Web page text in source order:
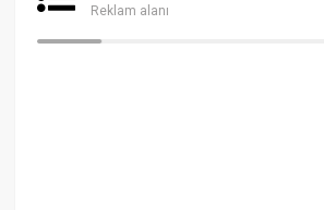
Reklam alanı